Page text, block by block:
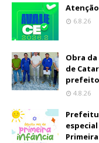
6.8.26
Obra
de
prefeito
4.8.26